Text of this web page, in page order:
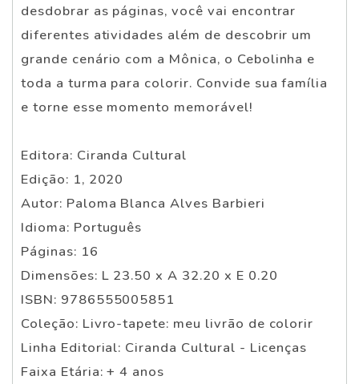
desdobrar as páginas, você vai encontrar
diferentes atividades além de descobrir um
grande cenário com a Mônica, o Cebolinha e
toda a turma para colorir. Convide sua família
e torne esse momento memorável!
Editora: Ciranda Cultural
Edição: 1, 2020
Autor: Paloma Blanca Alves Barbieri
Idioma: Português
Páginas: 16
Dimensões: L 23.50 x A 32.20 x E 0.20
ISBN: 9786555005851
Coleção: Livro-tapete: meu livrão de colorir
Linha Editorial: Ciranda Cultural - Licenças
Faixa Etária: + 4 anos